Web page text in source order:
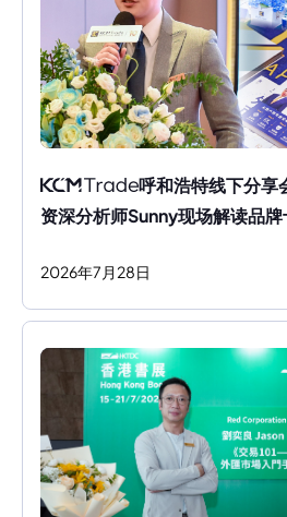
呼和浩特线下分享
资深分析师Sunny现场解读品
2026年7 月 28日